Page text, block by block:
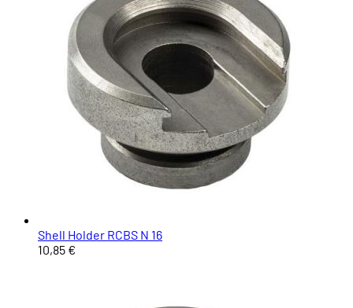
Shell Holder RCBS N 16
10,85 €